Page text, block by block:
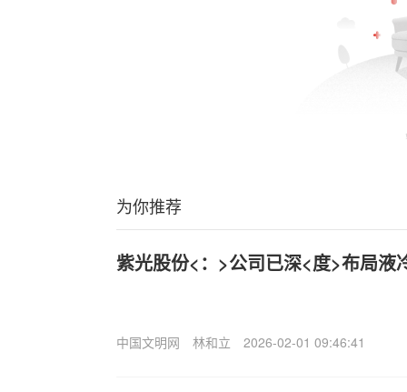
为你推荐
紫光股份<：>公司已深<度>布局液
中国文明网 林和立 2026-02-01 09:46:41